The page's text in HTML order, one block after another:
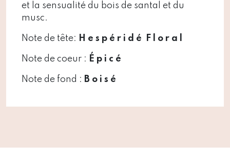
et la sensualité du bois de santal et du
musc.
Note de tête: H e s p é r i d é F l o r a l
Note de coeur : É p i c é
Note de fond : B o i s é